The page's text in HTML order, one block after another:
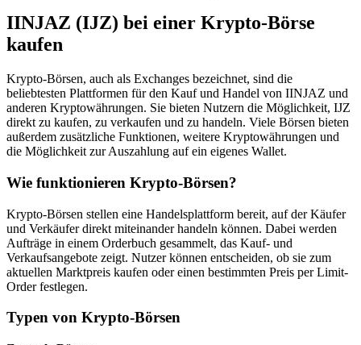
IINJAZ (IJZ) bei einer Krypto-Börse
kaufen
Krypto-Börsen, auch als Exchanges bezeichnet, sind die
beliebtesten Plattformen für den Kauf und Handel von IINJAZ und
anderen Kryptowährungen. Sie bieten Nutzern die Möglichkeit, IJZ
direkt zu kaufen, zu verkaufen und zu handeln. Viele Börsen bieten
außerdem zusätzliche Funktionen, weitere Kryptowährungen und
die Möglichkeit zur Auszahlung auf ein eigenes Wallet.
Wie funktionieren Krypto-Börsen?
Krypto-Börsen stellen eine Handelsplattform bereit, auf der Käufer
und Verkäufer direkt miteinander handeln können. Dabei werden
Aufträge in einem Orderbuch gesammelt, das Kauf- und
Verkaufsangebote zeigt. Nutzer können entscheiden, ob sie zum
aktuellen Marktpreis kaufen oder einen bestimmten Preis per Limit-
Order festlegen.
Typen von Krypto-Börsen